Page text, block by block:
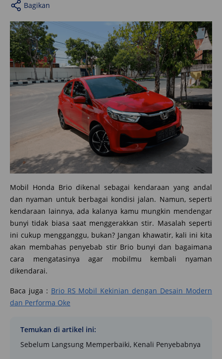
Bagikan
Mobil Honda Brio dikenal sebagai kendaraan yang andal
dan nyaman untuk berbagai kondisi jalan. Namun, seperti
kendaraan lainnya, ada kalanya kamu mungkin mendengar
bunyi tidak biasa saat menggerakkan stir. Masalah seperti
ini cukup mengganggu, bukan? Jangan khawatir, kali ini kita
akan membahas penyebab stir Brio bunyi dan bagaimana
cara mengatasinya agar mobilmu kembali nyaman
dikendarai.
Baca juga : Brio RS Mobil Kekinian dengan Desain Modern
dan Performa Oke
Temukan di artikel ini:
Sebelum Langsung Memperbaiki, Kenali Penyebabnya